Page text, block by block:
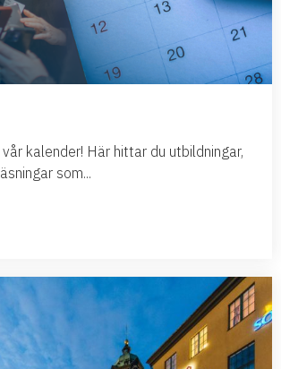
kalender! Här hittar du utbildningar,
som...